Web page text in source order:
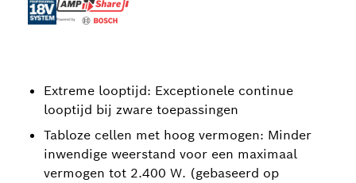
Extreme looptijd: Exceptionele continue
looptijd bij zware toepassingen
Tabloze cellen met hoog vermogen: Minder
inwendige weerstand voor een maximaal
vermogen tot 2.400 W. (gebaseerd op